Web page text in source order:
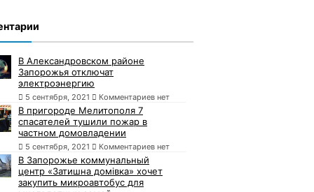
В Александровском районе
Запорожья отключат
электроэнергию
5 сентября, 2021 Комментариев нет
В пригороде Мелитополя 7
спасателей тушили пожар в
частном домовладении
5 сентября, 2021 Комментариев нет
В Запорожье коммунальный
центр «Затишна домівка» хочет
закупить микроавтобус для